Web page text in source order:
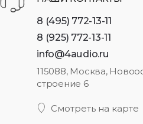
8 (495) 772-13-11
8 (925) 772-13-11
info@4audio.ru
115088, Москва,
строение 6
Смотреть на карте